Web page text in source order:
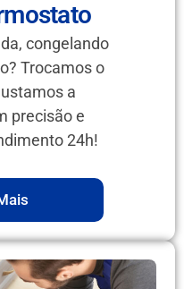
congelando
Trocamos o
a
precisão e
24h!